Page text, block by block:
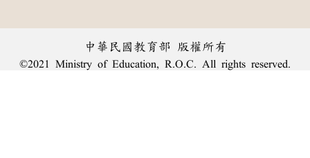
中華民國教育部 版權所有
©2021 Ministry of Education, R.O.C. All rights reserved.